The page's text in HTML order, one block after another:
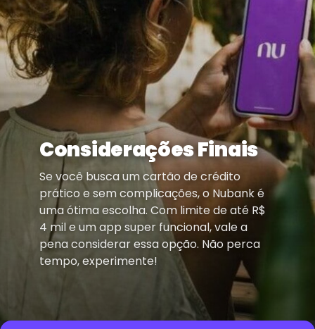
Considerações Finais
Se você busca um cartão de crédito
prático e sem complicações, o Nubank é
uma ótima escolha. Com limite de até R$
4 mil e um app super funcional, vale a
pena considerar essa opção. Não perca
tempo, experimente!